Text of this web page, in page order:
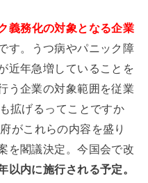
義務化の対象となる企業
す。うつ病やパニック障
近年急増していることを
う企業の対象範囲を従業
拡げるってことですか
がこれらの内容を盛り
を閣議決定。今国会で改
以内に施行される予定。